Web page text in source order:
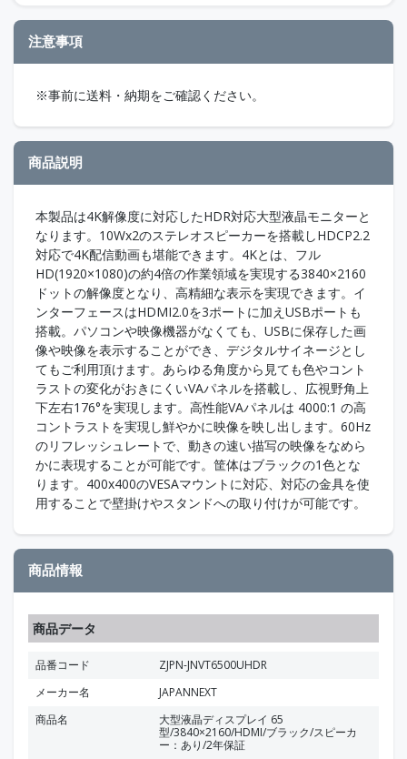
注意事項
※事前に送料・納期をご確認ください。
商品説明
本製品は4K解像度に対応したHDR対応大型液晶モニターと
なります。10Wx2のステレオスピーカーを搭載しHDCP2.2
対応で4K配信動画も堪能できます。4Kとは、フル
HD(1920×1080)の約4倍の作業領域を実現する3840×2160
ドットの解像度となり、高精細な表示を実現できます。イ
ンターフェースはHDMI2.0を3ポートに加えUSBポートも
搭載。パソコンや映像機器がなくても、USBに保存した画
像や映像を表示することができ、デジタルサイネージとし
てもご利用頂けます。あらゆる角度から見ても色やコント
ラストの変化がおきにくいVAパネルを搭載し、広視野角上
下左右176°を実現します。高性能VAパネルは 4000:1 の高
コントラストを実現し鮮やかに映像を映し出します。60Hz
のリフレッシュレートで、動きの速い描写の映像をなめら
かに表現することが可能です。筐体はブラックの1色とな
ります。400x400のVESAマウントに対応、対応の金具を使
用することで壁掛けやスタンドへの取り付けが可能です。
商品情報
商品データ
品番コード
ZJPN-JNVT6500UHDR
メーカー名
JAPANNEXT
商品名
大型液晶ディスプレイ 65
型/3840×2160/HDMI/ブラック/スピーカ
ー：あり/2年保証